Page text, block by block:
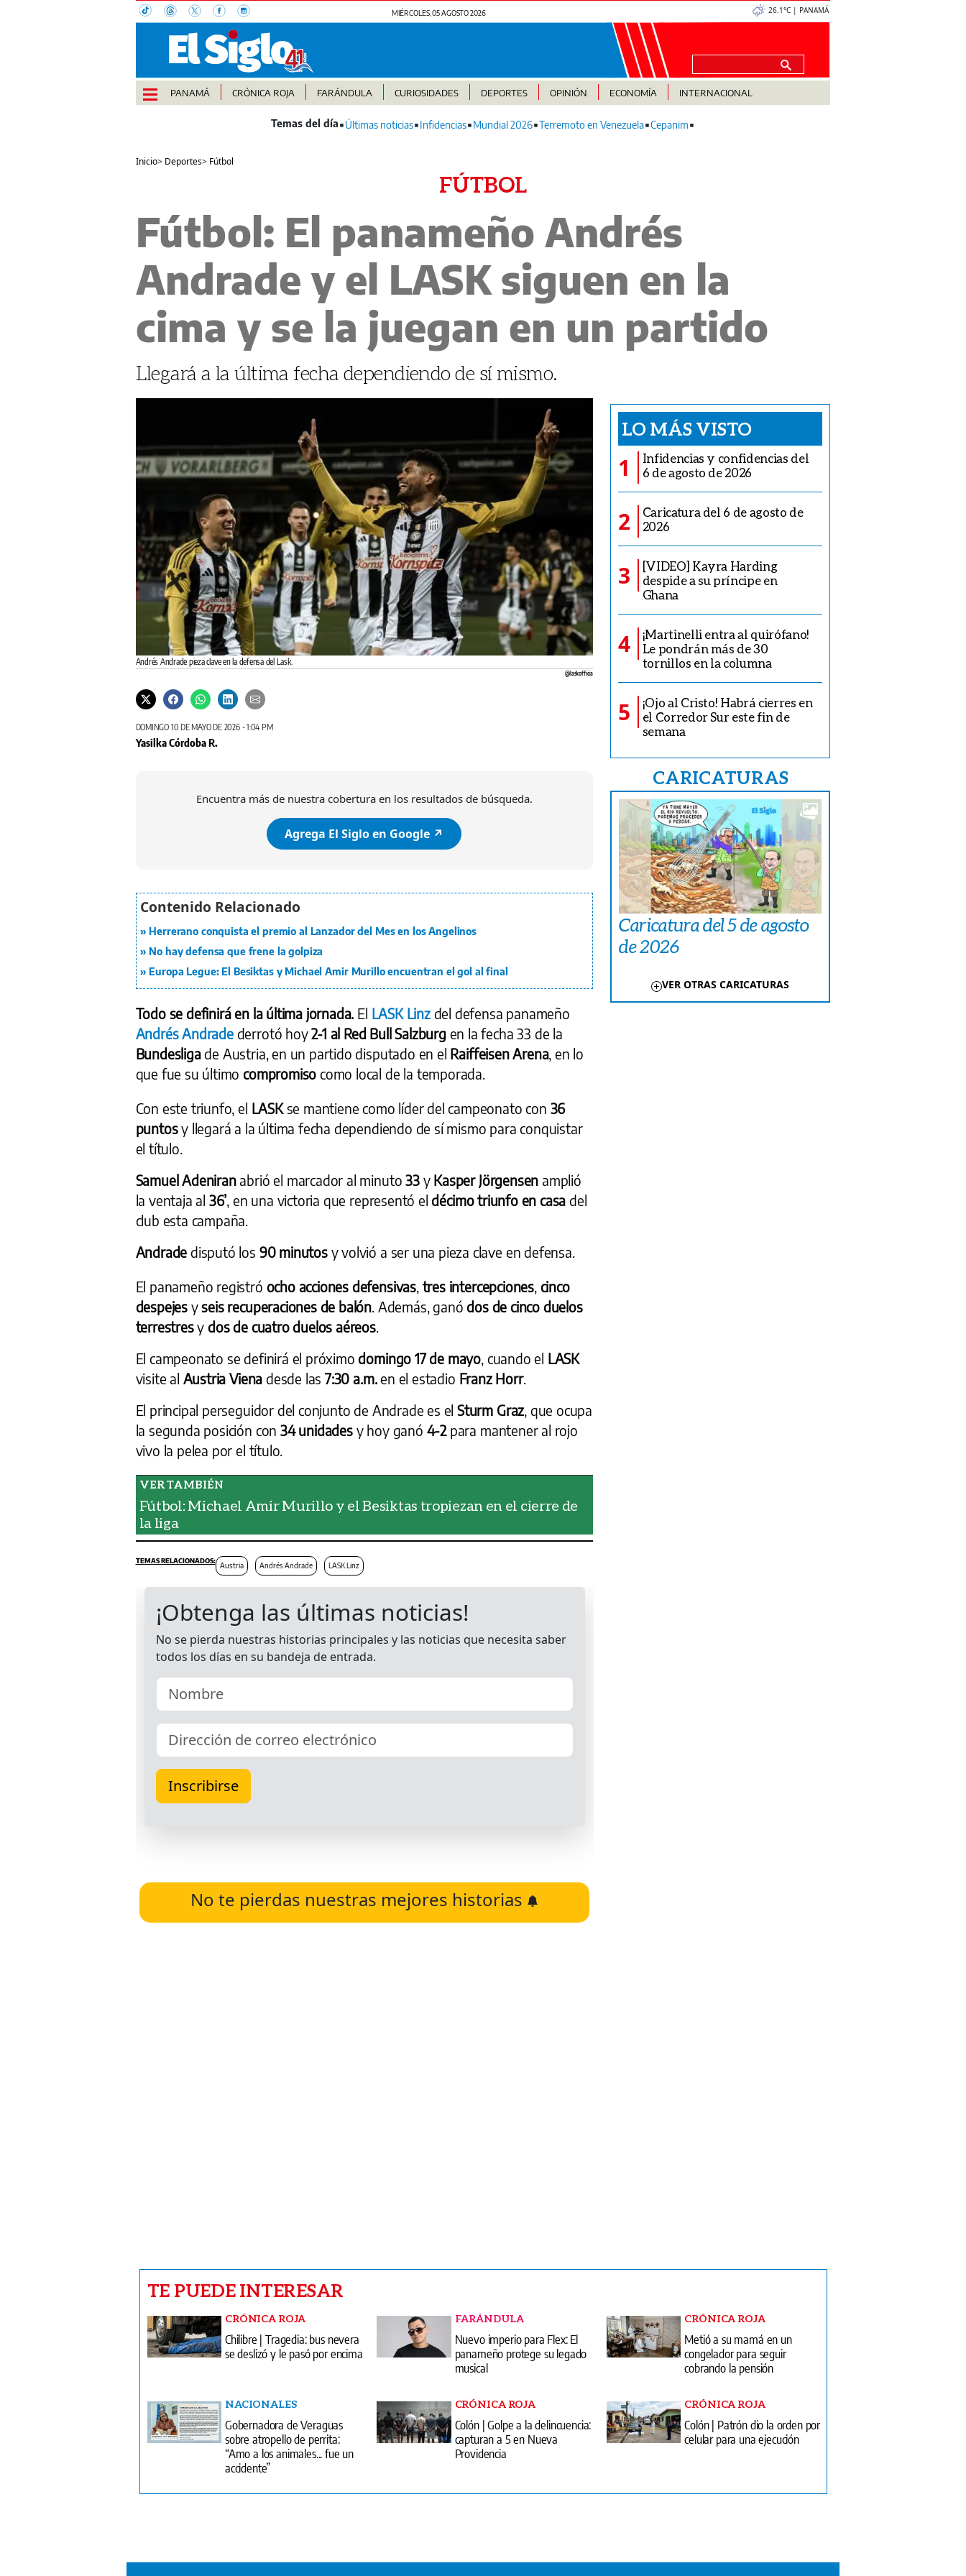
MIÉRCOLES, 05 AGOSTO 2026 26.1°C | PANAMÁ
PANAMÁ CRÓNICA ROJA FARÁNDULA CURIOSIDADES DEPORTES OPINIÓN ECONOMÍA INTERNACIONAL
Últimas noticias Infidencias Mundial 2026 Terremoto en Venezuela Cepanim
Inicio> Deportes> Fútbol
FÚTBOL
Fútbol: El panameño Andrés
Andrade y el LASK siguen en la
cima y se la juegan en un partido
Llegará a la última fecha dependiendo de sí mismo.
Andrés Andrade pieza clave en la defensa del Lask.
@laskofficia
DOMINGO 10 DE MAYO DE 2026 - 1:04 PM
Yasilka Córdoba R.
Encuentra más de nuestra cobertura en los resultados de búsqueda.
Agrega El Siglo en Google ↗️
Herrerano conquista el premio al Lanzador del Mes en los Angelinos
No hay defensa que frene la golpiza
Europa Legue: El Besiktas y Michael Amir Murillo encuentran el gol al final
Todo se definirá en la última jornada. El LASK Linzdel defensa panameño
Andrés Andradederrotó hoy2-1 al Red Bull Salzburg en la fecha 33 de la
Bundesliga de Austria, en un partido disputado en el Raiffeisen Arena, en lo
que fue su último compromisocomo local de la temporada.
Con este triunfo, el LASKse mantiene como líder del campeonato con 36
puntosy llegará a la última fecha dependiendo de sí mismo para conquistar
el título.
Samuel Adeniranabrió el marcador al minuto33y Kasper Jörgensen amplió
la ventaja al 36’ , en una victoria que representó el décimo triunfo en casa del
club esta campaña.
Andrade disputó los 90 minutosy volvió a ser una pieza clave en defensa.
El panameño registró ocho acciones defensivas, tres intercepciones, cinco
despejesyseis recuperaciones de balón . Además, ganó dos de cinco duelos
terrestresy dos de cuatro duelos aéreos.
El campeonato se definirá el próximo domingo 17 de mayo , cuando el LASK
visite al Austria Viena desde las7:30 a.m.en el estadio Franz Horr.
El principal perseguidor del conjunto de Andrade es elSturm Graz , que ocupa
la segunda posición con 34 unidadesy hoy ganó 4-2 para mantener al rojo
vivo la pelea por el título.
Fútbol: Michael Amir Murillo y el Besiktas tropiezan en el cierre de
la liga
Austria Andrés Andrade LASK Linz
No te pierdas nuestras mejores historias
LO MÁS VISTO
1
Infidencias y confidencias del
6 de agosto de 2026
2
Caricatura del 6 de agosto de
2026
3
[VIDEO] Kayra Harding
despide a su príncipe en
Ghana
4
¡Martinelli entra al quirófano!
Le pondrán más de 30
tornillos en la columna
5
¡Ojo al Cristo! Habrá cierres en
el Corredor Sur este fin de
semana
CARICATURAS
Caricatura del 5 de agosto
de 2026
VER OTRAS CARICATURAS
Chilibre | Tragedia: bus nevera
se deslizó y le pasó por encima
Nuevo imperio para Flex: El
Metió a su mamá en un
NACIONALES
Gobernadora de Veraguas
accidente”
CRÓNICA ROJA
Colón | Golpe a la delincuencia:
capturan a 5 en Nueva
CRÓNICA ROJA
Colón | Patrón dio la orden por
celular para una ejecución